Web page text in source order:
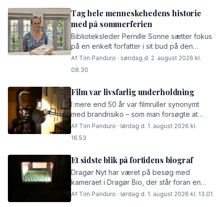
Tag hele menneskehedens historie
med på sommerferien
Biblioteksleder Pernille Sonne sætter fokus
på en enkelt forfatter i sit bud på den
bedste sommerlæsning.
Af Tim Panduro · søndag d. 2. august 2026 kl.
08.30
Film var livsfarlig underholdning
I mere end 50 år var filmruller synonymt
med brandrisiko – som man forsøgte at
imødegå i alverdens biografer. Også i
Dragør, hvor operatørrummet stadig bærer
Af Tim Panduro · lørdag d. 1. august 2026 kl.
16.53
Et sidste blik på fortidens biograf
Dragør Nyt har været på besøg med
kameraet i Dragør Bio, der står foran en
ombygning – kom med indenfor her.
Af Tim Panduro · lørdag d. 1. august 2026 kl. 13.01